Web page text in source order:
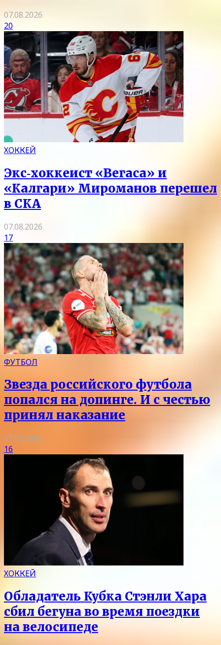
07.08.2026
20
ХОККЕЙ
Экс‑хоккеист «Вегаса» и
«Калгари» Мироманов перешел
в СКА
07.08.2026
17
ФУТБОЛ
Звезда российского футбола
попался на допинге. И с честью
принял наказание
07.08.2026
16
ХОККЕЙ
Обладатель Кубка Стэнли Хара
сбил бегуна во время поездки
на велосипеде